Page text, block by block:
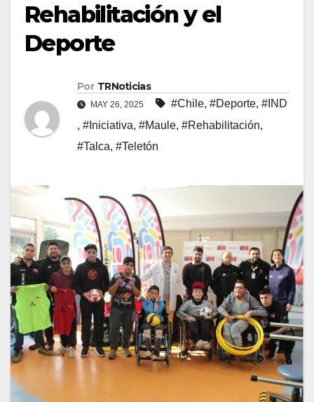
Rehabilitación y el
Deporte
Por TRNoticias
MAY 26, 2025 #Chile, #Deporte, #IND
, #Iniciativa, #Maule, #Rehabilitación,
#Talca, #Teletón